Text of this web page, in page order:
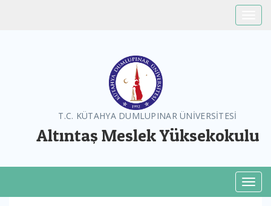
T.C. KÜTAHYA DUMLUPINAR ÜNİVERSİTESİ
Altıntaş Meslek Yüksekokulu